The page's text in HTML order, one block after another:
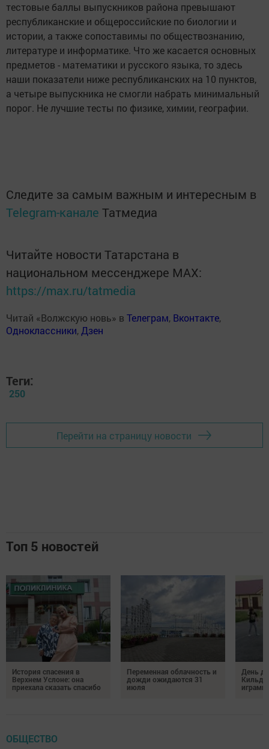
тестовые баллы выпускников района превышают
республиканские и общероссийские по биологии и
истории, а также сопоставимы по обществознанию,
литературе и информатике. Что же касается основных
предметов - математики и русского языка, то здесь
наши показатели ниже республиканских на 10 пунктов,
а четыре выпускника не смогли набрать минимальный
порог. Не лучшие тесты по физике, химии, географии.
Следите за самым важным и интересным в
Telegram-канале Татмедиа
Читайте новости Татарстана в
национальном мессенджере MАХ:
https://max.ru/tatmedia
Читай «Волжскую новь» в Телеграм, Вконтакте,
Одноклассники, Дзен
Теги:
250
Перейти на страницу новости
Топ 5 новостей
История спасения в
Верхнем Услоне: она
приехала сказать спасибо
Переменная облачность и
дожди ожидаются 31
июля
День
играми
ОБЩЕСТВО